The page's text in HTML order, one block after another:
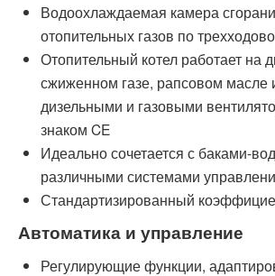
Водоохлаждаемая камера
отопительных газов по
Отопительный котел работает на
сжиженном газе, рапсовом масле
дизельными и газовыми
знаком CE
Идеально сочетается с баками-
различными системами
Стандартизированный
Автоматика и управление
Регулирующие функции,